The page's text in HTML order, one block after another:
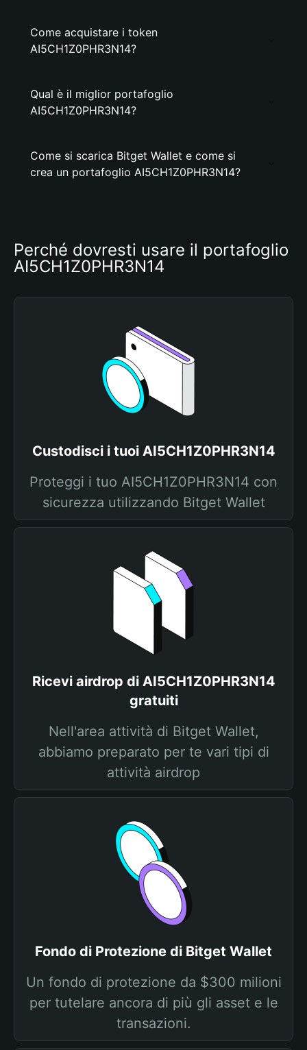
Come acquistare i token
AI5CH1Z0PHR3N14?
Qual è il miglior portafoglio
AI5CH1Z0PHR3N14?
Come si scarica Bitget Wallet e come si
crea un portafoglio AI5CH1Z0PHR3N14?
Perché dovresti usare il portafoglio
AI5CH1Z0PHR3N14
Custodisci i tuoi AI5CH1Z0PHR3N14
Proteggi i tuo AI5CH1Z0PHR3N14 con
sicurezza utilizzando Bitget Wallet
Ricevi airdrop di AI5CH1Z0PHR3N14
gratuiti
Nell'area attività di Bitget Wallet,
abbiamo preparato per te vari tipi di
attività airdrop
Fondo di Protezione di Bitget Wallet
Un fondo di protezione da $300 milioni
per tutelare ancora di più gli asset e le
transazioni.